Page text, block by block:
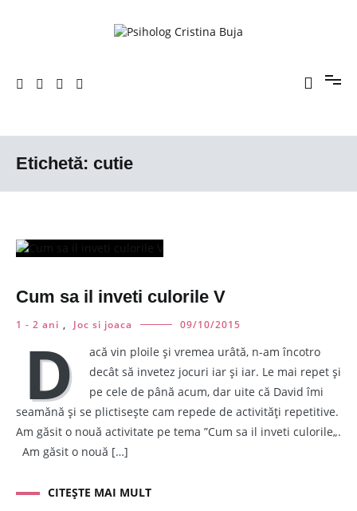
Etichetă: cutie
Cum sa il inveti culorile V
1 - 2 ani , Joc si joaca 09/10/2015
D
acă vin ploile și vremea urâtă, n-am încotro
decât să invetez jocuri iar și iar. Le mai repet și
pe cele de până acum, dar uite că David îmi
seamănă și se plictisește cam repede de activități repetitive.
Am găsit o nouă activitate pe tema ”Cum sa il inveti culorile„.
Am găsit o nouă […]
CITEȘTE MAI MULT